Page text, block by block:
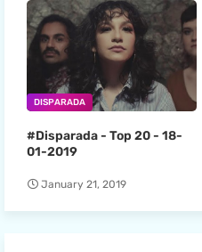
DISPARADA
#Disparada - Top 20 - 18-
01-2019
January 21, 2019